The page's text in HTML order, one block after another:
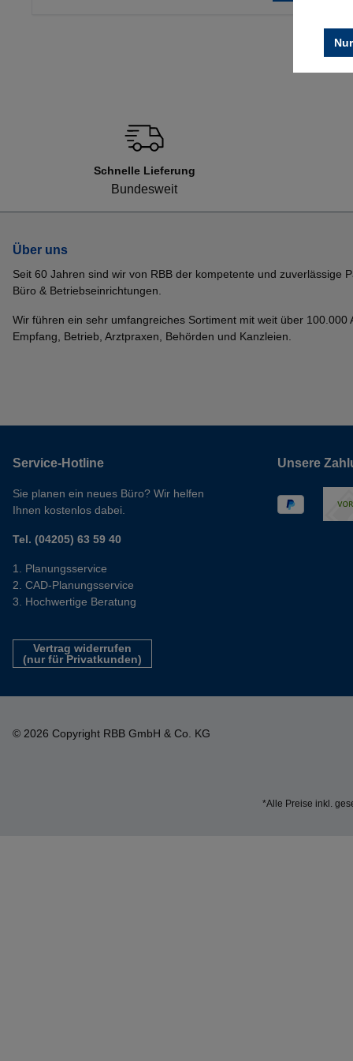
Schnelle Lieferung
Bundesweit
Über uns
Seit 60 Jahren sind wir von RBB der kompetente und zuverlässige
Büro & Betriebseinrichtungen.
Wir führen ein sehr umfangreiches Sortiment mit weit über 100.000
Empfang, Betrieb, Arztpraxen, Behörden und Kanzleien.
Service-Hotline
Sie planen ein neues Büro? Wir helfen
Ihnen kostenlos dabei.
Tel. (04205) 63 59 40
Planungsservice
CAD-Planungsservice
Hochwertige Beratung
Vertrag widerrufen
(nur für Privatkunden)
Unsere
© 2026 Copyright RBB GmbH & Co. KG
*Alle Preise inkl.